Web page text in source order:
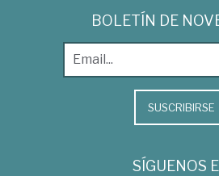
BOLETÍN DE
SUSCRIBIRSE
SÍGUENOS